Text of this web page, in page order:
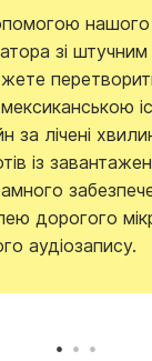
нашого
зі штучним
за лічені
із
дорогого
аудіозапису.